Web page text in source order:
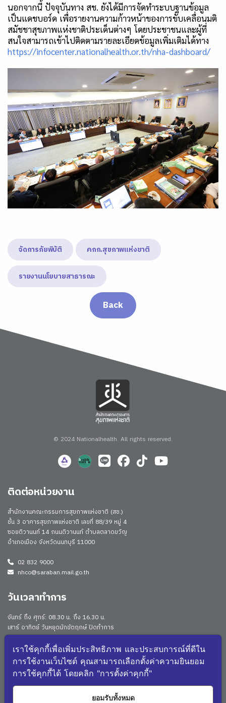
นอกจากนี้ ปัจจุบันทาง สช. ยังได้มีการจัดทำระบบฐานข้อมูล
เป็นแดชบอร์ด เพื่อรายงานความก้าวหน้าของการขับเคลื่อนมติ
สมัชชาสุขภาพแห่งชาติประเด็นต่างๆ โดยประชาชนและผู้ที่
สนใจสามารถเข้าไปติดตามรายละเอียดข้อมูลเพิ่มเติมได้ทาง
https://infocenter.nationalhealth.or.th/nha-dashboard/
จัดการภัยพิบัติ คกก.สุขภาพแห่งชาติ
รายงานนโยบายสาธารณะ
Back
© 2024 Nationalhealth. All rights reserved.
ติดต่อหน่วยงาน
สำนักงานคณะกรรมการสุขภาพแห่งชาติ (สช.)
ชั้น 3 อาคารสุขภาพแห่งชาติ เลขที่ 88/39 หมู่ 4
ซอยติวานนท์ 14 ถนนติวานนท์ ตำบลตลาดขวัญ
อำเภอเมือง จังหวัดนนทบุรี 11000
02 832 9000
nhco@saraban.mail.go.th
วันเวลาทำการ
จันทร์ ถึง ศุกร์: 08.30 น. ถึง 16.30 น.
เสาร์ อาทิตย์ วันหยุดนักขัตฤกษ์ ปิดทำการ
Work From Anywhere (WFA)/ Work From Home (WFH)
ดูประกาศนโยบาย
จำนวนผู้เยี่ยมชม: 174889
จำนวนผู้เยี่ยมชม (วันนี้): 451
แผนผังเว็บไซต์
เราใช้คุกกี้เพื่อเพิ่มประสิทธิภาพ และประสบการณ์ที่ดีใน
การใช้งานเว็บไซต์ คุณสามารถเลือกตั้งค่าความยินยอม
การใช้คุกกี้ได้ โดยคลิก "การตั้งค่าคุกกี้"
ยอมรับทั้งหมด